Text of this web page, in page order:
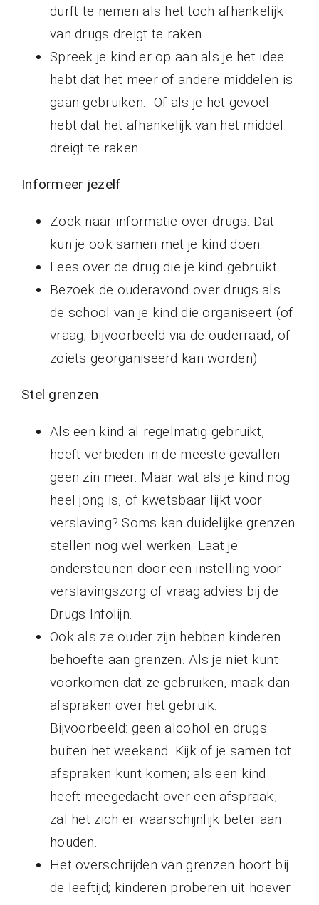
durft te nemen als het toch afhankelijk
van drugs dreigt te raken.
Spreek je kind er op aan als je het idee
hebt dat het meer of andere middelen is
gaan gebruiken. Of als je het gevoel
hebt dat het afhankelijk van het middel
dreigt te raken.
Informeer jezelf
Zoek naar informatie over drugs. Dat
kun je ook samen met je kind doen.
Lees over de drug die je kind gebruikt.
Bezoek de ouderavond over drugs als
de school van je kind die organiseert (of
vraag, bijvoorbeeld via de ouderraad, of
zoiets georganiseerd kan worden).
Stel grenzen
Als een kind al regelmatig gebruikt,
heeft verbieden in de meeste gevallen
geen zin meer. Maar wat als je kind nog
heel jong is, of kwetsbaar lijkt voor
verslaving? Soms kan duidelijke grenzen
stellen nog wel werken. Laat je
ondersteunen door een instelling voor
verslavingszorg of vraag advies bij de
Drugs Infolijn.
Ook als ze ouder zijn hebben kinderen
behoefte aan grenzen. Als je niet kunt
voorkomen dat ze gebruiken, maak dan
afspraken over het gebruik.
Bijvoorbeeld: geen alcohol en drugs
buiten het weekend. Kijk of je samen tot
afspraken kunt komen; als een kind
heeft meegedacht over een afspraak,
zal het zich er waarschijnlijk beter aan
houden.
Het overschrijden van grenzen hoort bij
de leeftijd; kinderen proberen uit hoever